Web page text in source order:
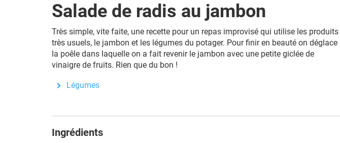
Salade de radis au jambon
Très simple, vite faite, une recette pour un repas improvisé qui utilise les produits
très usuels, le jambon et les légumes du potager. Pour finir en beauté on déglace
la poêle dans laquelle on a fait revenir le jambon avec une petite giclée de
vinaigre de fruits. Rien que du bon !
Légumes
Ingrédients